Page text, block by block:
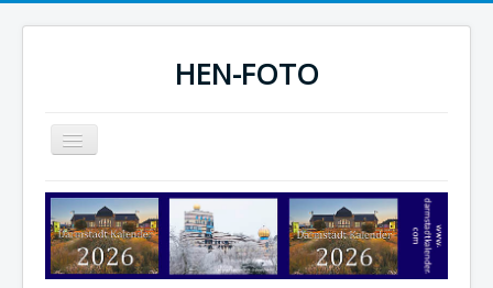
HEN-FOTO
Navigation
an/aus
HEN-FOTO Startseite
Darmstadt Kalender
Sportfotos